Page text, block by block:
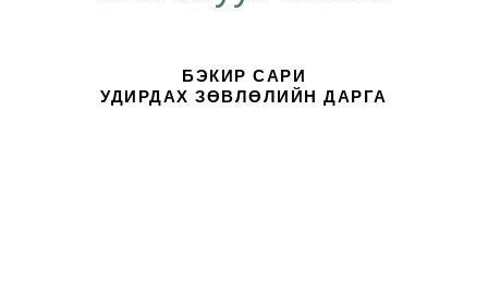
БЭКИР САРИ
УДИРДАХ ЗӨВЛӨЛИЙН ДАРГА